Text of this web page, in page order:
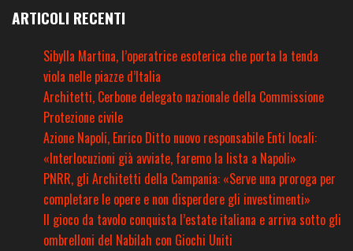
ARTICOLI RECENTI
Sibylla Martina, l’operatrice esoterica che porta la tenda
viola nelle piazze d’Italia
Architetti, Cerbone delegato nazionale della Commissione
Protezione civile
Azione Napoli, Enrico Ditto nuovo responsabile Enti locali:
«Interlocuzioni già avviate, faremo la lista a Napoli»
PNRR, gli Architetti della Campania: «Serve una proroga per
completare le opere e non disperdere gli investimenti»
Il gioco da tavolo conquista l’estate italiana e arriva sotto gli
ombrelloni del Nabilah con Giochi Uniti